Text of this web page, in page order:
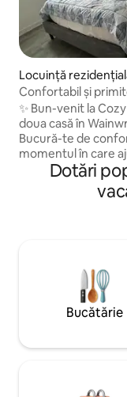
Locuință
ht
Confortabil și
de casă în
✨ Bun-venit la
doua casă în
Bucură-te de
momentul în care
paturi
imaculat, de o
de Wi-Fi rapid, de
sau șederi
reîncarcă-ți
adevărat
un simplu loc de
🏡
Dotări
Bucătărie